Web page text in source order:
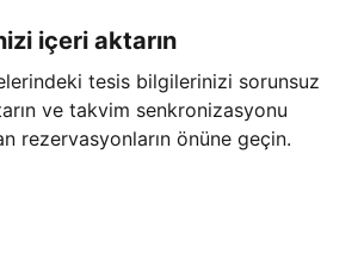
içeri aktarın
tesis bilgilerinizi sorunsuz
ve takvim senkronizasyonu
rezervasyonların önüne geçin.